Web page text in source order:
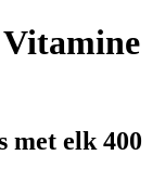
met elk 400